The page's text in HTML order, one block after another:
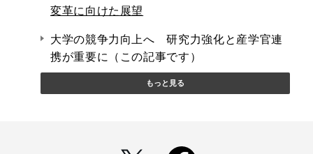
変革に向けた展望
大学の競争力向上へ 研究力強化と産学官連
携が重要に（この記事です）
もっと見る